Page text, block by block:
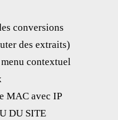
conversions
des extraits)
contextuel
MAC avec IP
DU SITE